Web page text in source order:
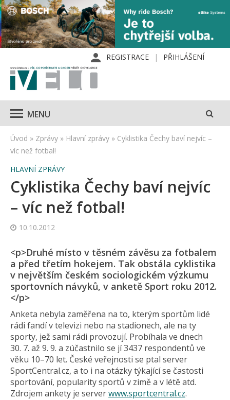
REGISTRACE PŘIHLÁŠENÍ
MENU
Úvod » Zprávy » Hlavní zprávy » Cyklistika Čechy baví nejvíc –
víc než fotbal!
HLAVNÍ ZPRÁVY
Cyklistika Čechy baví nejvíc
– víc než fotbal!
10.10.2012
<p>Druhé místo v těsném závěsu za fotbalem
a před třetím hokejem. Tak obstála cyklistika
v největším českém sociologickém výzkumu
sportovních návyků, v anketě Sport roku 2012.
</p>
Anketa nebyla zaměřena na to, kterým sportům lidé
rádi fandí v televizi nebo na stadionech, ale na ty
sporty, jež sami rádi provozují. Probíhala ve dnech
30. 7. až 9. 9. a zúčastnilo se jí 3437 respondentů ve
věku 10–70 let. České veřejnosti se ptal server
SportCentral.cz, a to i na otázky týkající se častosti
sportování, popularity sportů v zimě a v létě atd.
Zdrojem ankety je serverwww.sportcentral.cz.